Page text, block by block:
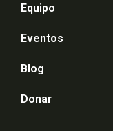
Equipo
Eventos
Blog
Donar